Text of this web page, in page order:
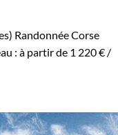
Randonnée Corse
: à partir de 1 220 € /